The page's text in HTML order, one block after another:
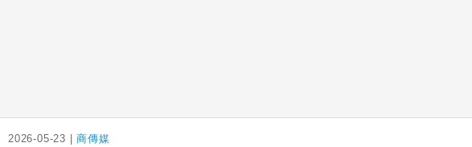
2026-05-23 |商傳媒